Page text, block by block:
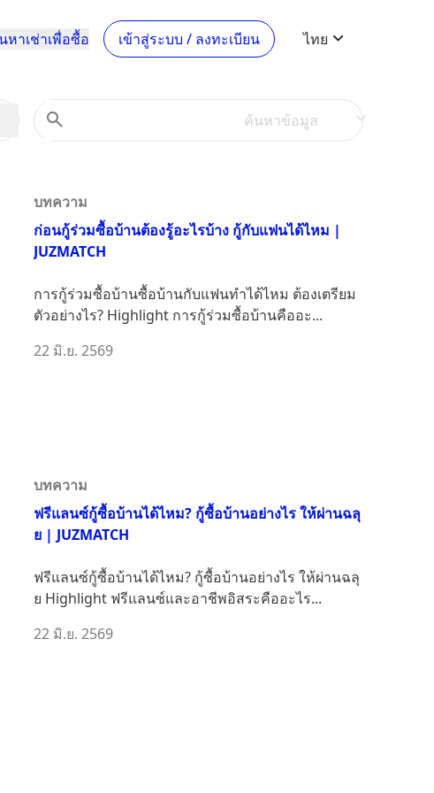
หาเช่าเพื่อซื้อ เข้าสู่ระบบ / ลงทะเบียน ไทย
ค้นหาข้อมูล
บทความ
ก่อนกู้ร่วมซื้อบ้านต้องรู้อะไรบ้าง กู้กับแฟนได้ไหม |
JUZMATCH
การกู้ร่วมซื้อบ้านซื้อบ้านกับแฟนทำได้ไหม ต้องเตรียม
ตัวอย่างไร? Highlight การกู้ร่วมซื้อบ้านคืออะ...
22 มิ.ย. 2569
บทความ
ฟรีแลนซ์กู้ซื้อบ้านได้ไหม? กู้ซื้อบ้านอย่างไร ให้ผ่านฉลุ
ย | JUZMATCH
ฟรีแลนซ์กู้ซื้อบ้านได้ไหม? กู้ซื้อบ้านอย่างไร ให้ผ่านฉลุ
ย Highlight ฟรีแลนซ์และอาชีพอิสระคืออะไร...
22 มิ.ย. 2569